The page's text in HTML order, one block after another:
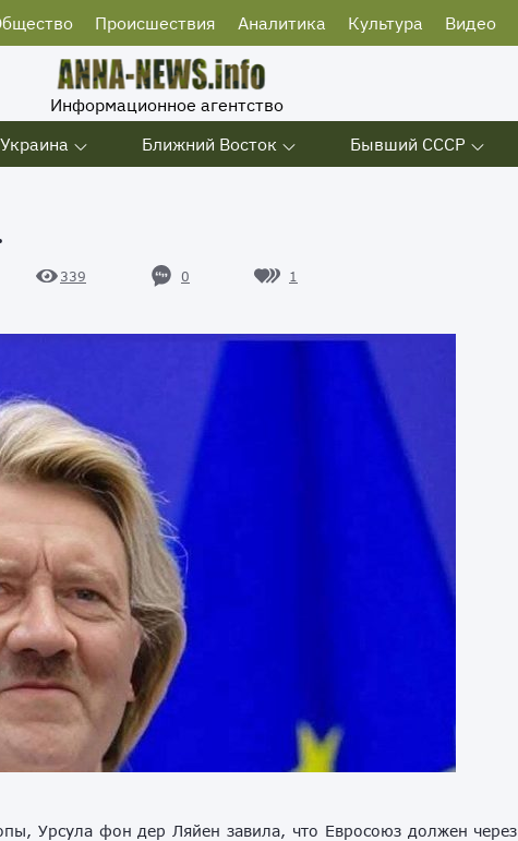
Происшествия Аналитика Культура Видео
Информационное агентство
Украина Ближний Восток Бывший СССР
339 0 1
Урсула фон дер Ляйен завила, что Евросоюз должен через